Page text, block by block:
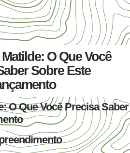
O Que Você
Sobre Este
O Que Você Precisa Saber